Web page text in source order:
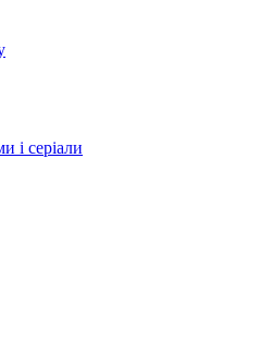
і серіали